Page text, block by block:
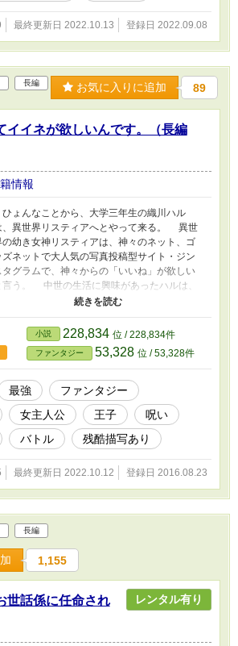
ありそうでなさそうなきわどいところです
？ 完結まで感想は受付停止してます。
最終更新日 2022.10.13 登録日 2022.09.08
長編 お気に入りに追加 89
イイネが欲しいんです。（長編
情報
ょんなことから、大学三年生の織川ハル
、異世界リスティアへとやって来る。 異世
の幼き女神リスティアは、神々のネット、ゴ
ズネットで大人気の写真投稿型サイト・ジン
タグラムで、神々からの「いいね」が欲しい
言う。 中世の生活に興味があったハルは、
神の頼みを引き受けて、加護と強力な武器を
らい、異世界を旅する。 だが、なかなか
いいね」が付かず、試行錯誤の日々。 そん
折、呪いのせいで右目の辺りに仮面をつけた
三王子ユリアスと知り合う。 そこで魔物と
うのが、未熟な世界にいる特有のものだと知
たハルは、写真を撮る対象を魔物へとチェン
する。 異世界では最強な織川ハルが、ス
ップ写真を撮って旅して回る、のほほん異世
トリップ・ストーリー。 ハッシュタグの旅
らヒントを得て思いついたお話です。流行も
なのでどんなもんかなあと思いつつ……。の
びりお楽しみいただければ幸いです。
29 タイトル変更しました。旧題『＃
た。』） ※また、こちらで上げている作品
決定稿ではないので、予告なく修正加筆をす
場合があります。御留意下さい。 ※こち
の作品は、なろうサイトでも公開していま
小説 228,834 位 / 228,834件
ファンタジー 53,328 位 / 53,328件
最強
ファンタジー
女主人公 王子
呪い
バトル 残酷描写あり
最終更新日 2022.10.12 登録日 2016.08.23
長編
1,155
世話係に任命され
レンタル有り